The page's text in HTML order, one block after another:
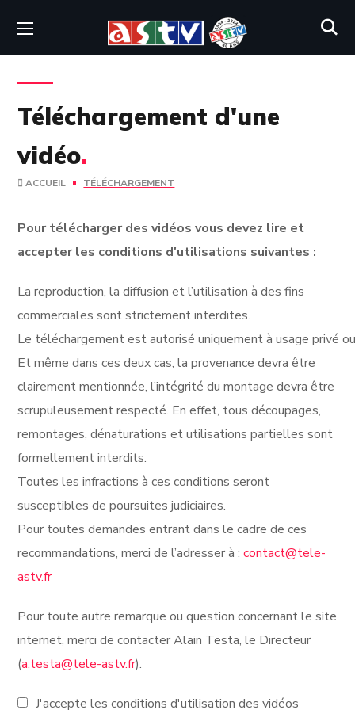
Téléchargement d'une
vidéo.
ACCUEIL TÉLÉCHARGEMENT
Pour télécharger des vidéos vous devez lire et
accepter les conditions d'utilisations suivantes :
La reproduction, la diffusion et l’utilisation à des fins
commerciales sont strictement interdites.
Le téléchargement est autorisé uniquement à usage privé
Et même dans ces deux cas, la provenance devra être
clairement mentionnée, l’intégrité du montage devra être
scrupuleusement respecté. En effet, tous découpages,
remontages, dénaturations et utilisations partielles sont
formellement interdits.
Toutes les infractions à ces conditions seront
susceptibles de poursuites judiciaires.
Pour toutes demandes entrant dans le cadre de ces
recommandations, merci de l’adresser à :contact@tele-
astv.fr
Pour toute autre remarque ou question concernant le site
internet, merci de contacter Alain Testa, le Directeur
(a.testa@tele-astv.fr).
J'accepte les conditions d'utilisation des vidéos